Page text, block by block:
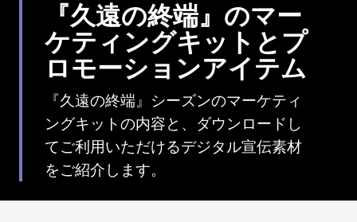
『久遠の終端』のマー
ケティングキットとプ
ロモーションアイテム
『久遠の終端』シーズンのマーケティ
ングキットの内容と、ダウンロードし
てご利用いただけるデジタル宣伝素材
をご紹介します。